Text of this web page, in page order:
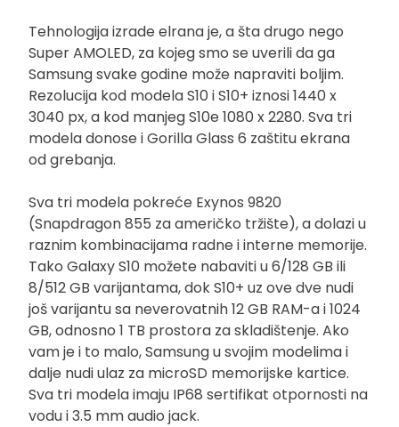
Tehnologija izrade elrana je, a šta drugo nego
Super AMOLED, za kojeg smo se uverili da ga
Samsung svake godine može napraviti boljim.
Rezolucija kod modela S10 i S10+ iznosi 1440 x
3040 px, a kod manjeg S10e 1080 x 2280. Sva tri
modela donose i Gorilla Glass 6 zaštitu ekrana
od grebanja.
Sva tri modela pokreće Exynos 9820
(Snapdragon 855 za američko tržište), a dolazi u
raznim kombinacijama radne i interne memorije.
Tako Galaxy S10 možete nabaviti u 6/128 GB ili
8/512 GB varijantama, dok S10+ uz ove dve nudi
još varijantu sa neverovatnih 12 GB RAM-a i 1024
GB, odnosno 1 TB prostora za skladištenje. Ako
vam je i to malo, Samsung u svojim modelima i
dalje nudi ulaz za microSD memorijske kartice.
Sva tri modela imaju IP68 sertifikat otpornosti na
vodu i 3.5 mm audio jack.